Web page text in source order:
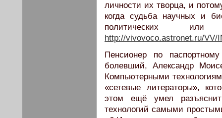
личности их творца, и
когда судьба научных и
политических
http://vivovoco.astronet.ru/VV/
Пенсионер по
болевший, Александр
Компьютерными
«сетевые литераторы»,
этом ещё умел
технологий самыми